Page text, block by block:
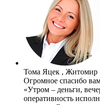
Тома Яцек , Житомир
Огромное спасибо
«Утром – деньги,
оперативность